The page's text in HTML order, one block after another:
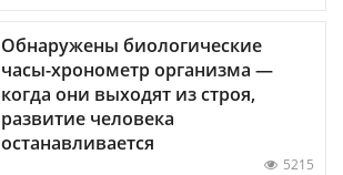
Обнаружены биологические
часы-хронометр организма —
когда они выходят из строя,
развитие человека
останавливается
5215